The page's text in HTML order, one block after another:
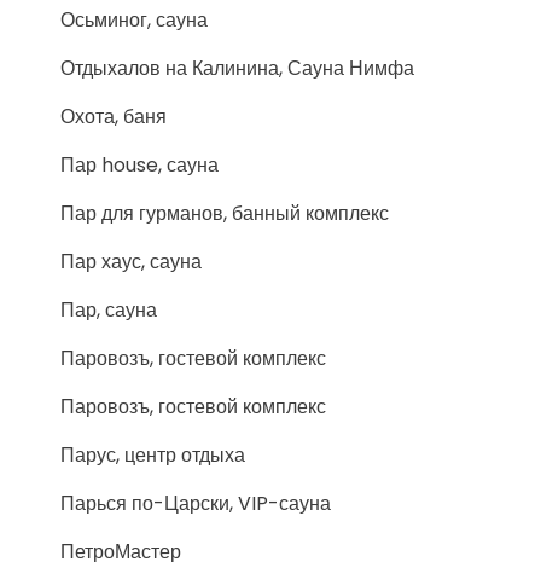
Осьминог, сауна
Отдыхалов на Калинина, Сауна Нимфа
Охота, баня
Пар house, сауна
Пар для гурманов, банный комплекс
Пар хаус, сауна
Пар, сауна
Паровозъ, гостевой комплекс
Паровозъ, гостевой комплекс
Парус, центр отдыха
Парься по-Царски, VIP-сауна
ПетроМастер